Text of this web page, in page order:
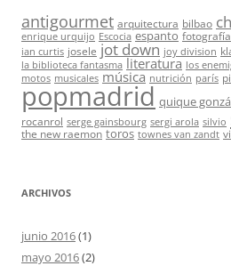
antigourmet arquitectura bilbao
enrique urquijo Escocia espanto fotografía
ian curtis josele jot down joy division
la biblioteca fantasma literatura los
motos musicales música nutrición parís
popmadrid quique
rocanrol serge gainsbourg sergi arola silvio
the new raemon toros townes van zandt
ARCHIVOS
junio 2016(1)
mayo 2016(2)